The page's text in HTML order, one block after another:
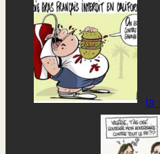
la